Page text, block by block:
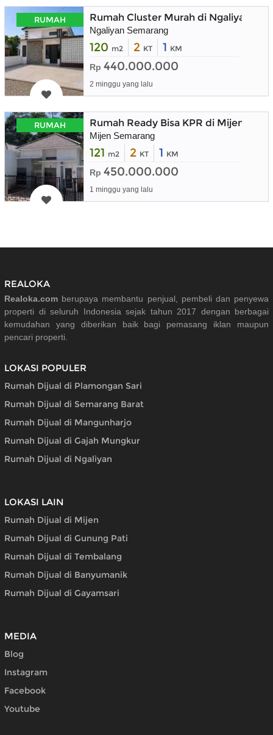
RUMAH Rumah Cluster Murah di Ngaliyan
Ngaliyan Semarang
120 m2 2 KT 1 KM
Rp 440.000.000
2 minggu yang lalu
RUMAH Rumah Ready Bisa KPR di Mijen
Mijen Semarang
121 m2 2 KT 1 KM
Rp 450.000.000
1 minggu yang lalu
REALOKA
Realoka.com berupaya membantu penjual, pembeli dan penyewa
properti di seluruh Indonesia sejak tahun 2017 dengan berbagai
kemudahan yang diberikan baik bagi pemasang iklan maupun
pencari properti.
LOKASI POPULER
Rumah Dijual di Plamongan Sari
Rumah Dijual di Semarang Barat
Rumah Dijual di Mangunharjo
Rumah Dijual di Gajah Mungkur
Rumah Dijual di Ngaliyan
LOKASI LAIN
Rumah Dijual di Mijen
Rumah Dijual di Gunung Pati
Rumah Dijual di Tembalang
Rumah Dijual di Banyumanik
Rumah Dijual di Gayamsari
MEDIA
Blog
Instagram
Facebook
Youtube